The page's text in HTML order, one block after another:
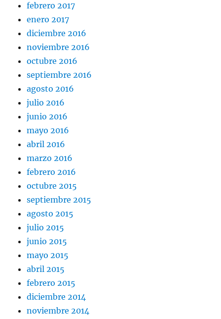
febrero 2017
enero 2017
diciembre 2016
noviembre 2016
octubre 2016
septiembre 2016
agosto 2016
julio 2016
junio 2016
mayo 2016
abril 2016
marzo 2016
febrero 2016
octubre 2015
septiembre 2015
agosto 2015
julio 2015
junio 2015
mayo 2015
abril 2015
febrero 2015
diciembre 2014
noviembre 2014